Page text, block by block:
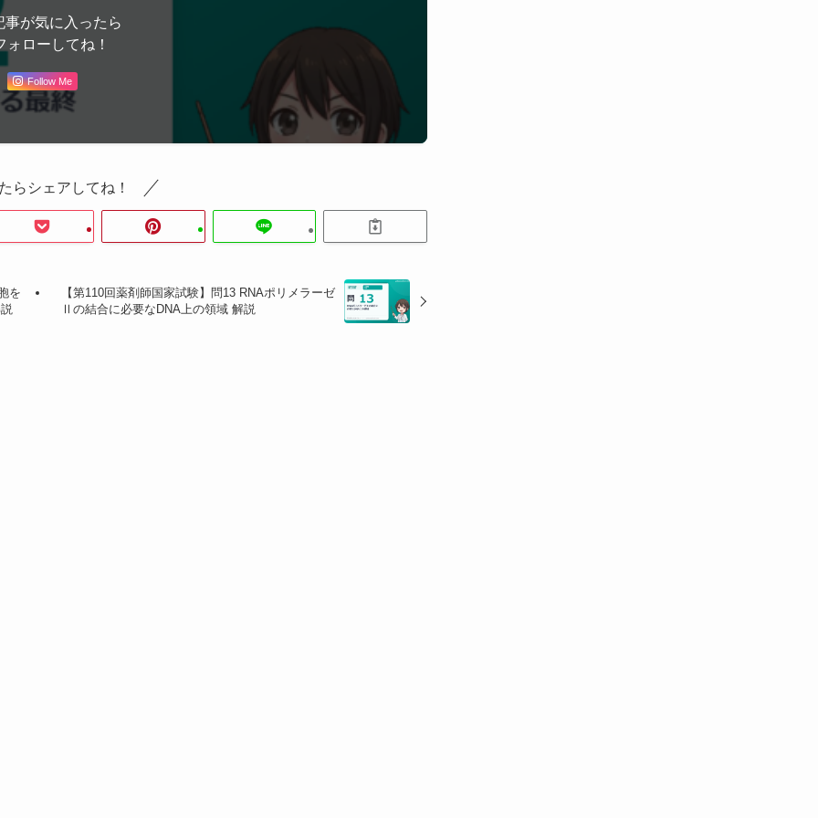
特徴
6位はアミノ基（−NH₂）のみ。C=O なし。
ヒポキサンチン：6位のみケト型。グアニン：6位ケト＋
2位アミノ基（C=O は1つ）。
2位・6位がともにケト型。
2位・6位・8位のすべてがケト型。完全酸化。ヒトの最
終産物。
）
：どちらも尿酸の手前の中間体であり、最終産物ではな
シダーゼが担う。
事が気に入ったら
ォローしてね！
Follow Me
らシェアしてね！
を
【第110回薬剤師国家試験】問13 RNAポリメラーゼ
Ⅱの結合に必要なDNA上の領域 解説